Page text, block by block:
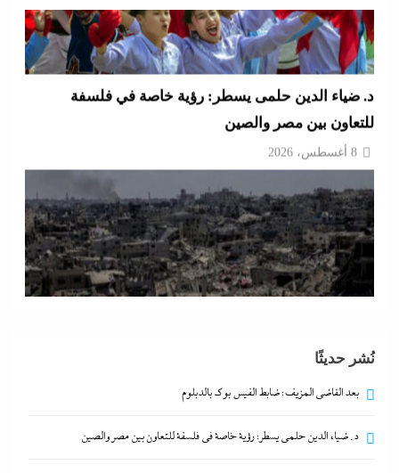
للتعاون بين مصر والصين
8 أغسطس، 2026
8 أغسطس، 2026
نُشر حديثًا
بعد القاضي المزيف: ضابط الفيس بوك بالدبلوم
د. ضياء الدين حلمى يسطر: رؤية خاصة في فلسفة للتعاون بين مصر والصين